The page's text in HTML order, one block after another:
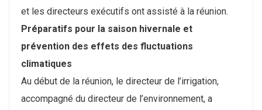
et les directeurs exécutifs ont assisté à la réunion.
Préparatifs pour la saison hivernale et
prévention des effets des fluctuations
climatiques
Au début de la réunion, le directeur de l’irrigation,
accompagné du directeur de l’environnement, a